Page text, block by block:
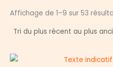
Affichage de 1–9 sur 53